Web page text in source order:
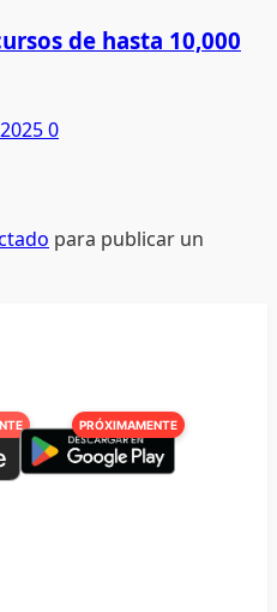
de hasta 10,000
0
para publicar un
PRÓXIMAMENTE